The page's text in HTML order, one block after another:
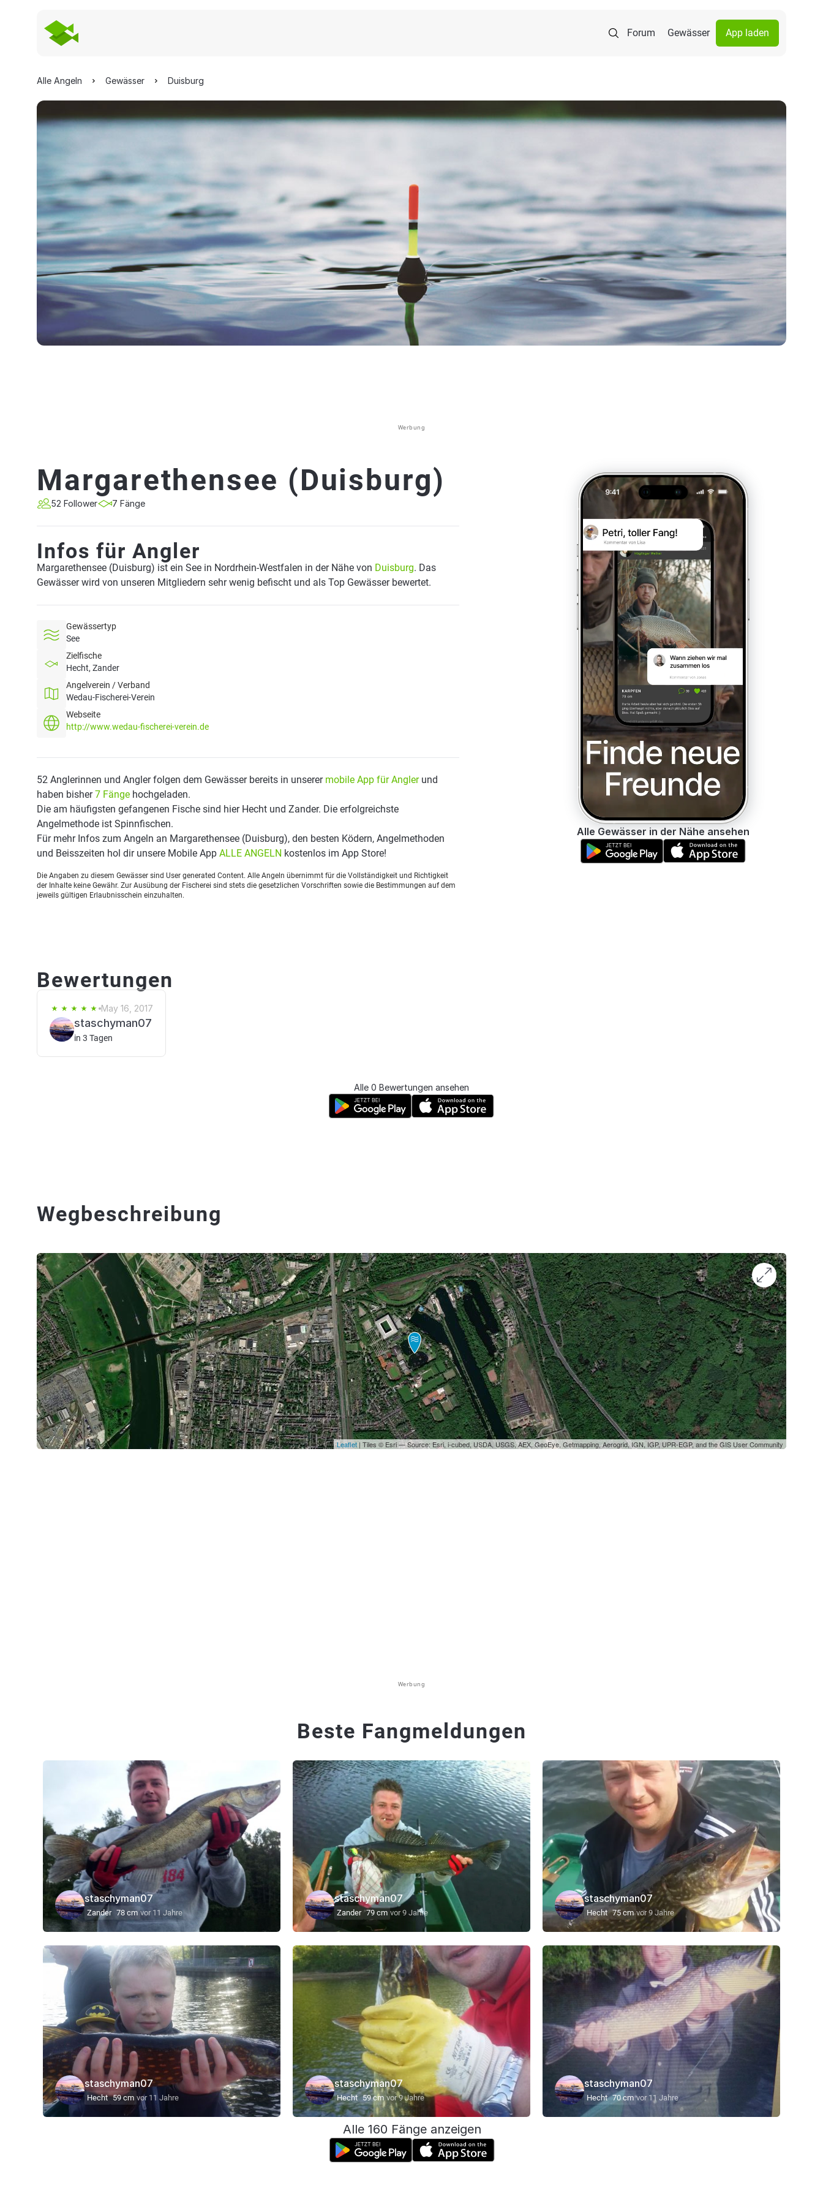
Forum Gewässer App laden
Alle Angeln Gewässer Duisburg
Werbung
Margarethensee (Duisburg)
52 Follower 7 Fänge
Infos für Angler
Margarethensee (Duisburg) ist ein See in Nordrhein-Westfalen in der Nähe von Duisburg. Das
Gewässer wird von unseren Mitgliedern sehr wenig befischt und als Top Gewässer bewertet.
Gewässertyp
See
Zielfische
Hecht, Zander
Angelverein / Verband
Wedau-Fischerei-Verein
Webseite
http://www.wedau-fischerei-verein.de
52 Anglerinnen und Angler folgen dem Gewässer bereits in unserer mobile App für Anglerund
haben bisher7 Fänge hochgeladen.
Die am häufigsten gefangenen Fische sind hier Hecht und Zander. Die erfolgreichste
Angelmethode ist Spinnfischen.
Für mehr Infos zum Angeln an Margarethensee (Duisburg), den besten Ködern, Angelmethoden
und Beisszeiten hol dir unsere Mobile App ALLE ANGELN kostenlos im App Store!
Die Angaben zu diesem Gewässer sind User generated Content. Alle Angeln übernimmt für die Vollständigkeit und Richtigkeit
der Inhalte keine Gewähr. Zur Ausübung der Fischerei sind stets die gesetzlichen Vorschriften sowie die Bestimmungen auf dem
jeweils gültigen Erlaubnisschein einzuhalten.
Alle Gewässer in der Nähe ansehen
Bewertungen
May 16, 2017
staschyman07
in 3 Tagen
Alle 0 Bewertungen ansehen
Wegbeschreibung
Leaflet | Tiles © Esri — Source: Esri, i-cubed, USDA, USGS, AEX, GeoEye, Getmapping, Aerogrid, IGN, IGP, UPR-EGP, and the GIS User Community
Werbung
Beste Fangmeldungen
staschyman07
Zander 78 cm vor 11 Jahre
staschyman07
Zander 79 cm vor 9 Jahre
staschyman07
Hecht 75 cm vor 9 Jahre
staschyman07
Hecht 59 cm vor 11 Jahre
staschyman07
Hecht 59 cm vor 9 Jahre
staschyman07
Hecht 70 cm vor 11 Jahre
Alle 160 Fänge anzeigen